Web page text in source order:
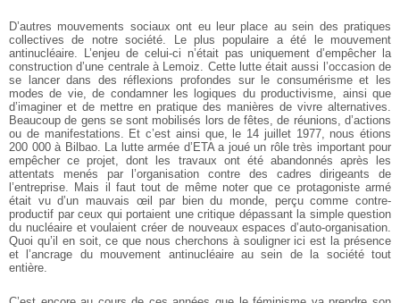
D’autres mouvements sociaux ont eu leur place au sein des pratiques
collectives de notre société. Le plus populaire a été le mouvement
antinucléaire. L’enjeu de celui-ci n’était pas uniquement d’empêcher la
construction d’une centrale à Lemoiz. Cette lutte était aussi l’occasion de
se lancer dans des réflexions profondes sur le consumérisme et les
modes de vie, de condamner les logiques du productivisme, ainsi que
d’imaginer et de mettre en pratique des manières de vivre alternatives.
Beaucoup de gens se sont mobilisés lors de fêtes, de réunions, d’actions
ou de manifestations. Et c’est ainsi que, le 14 juillet 1977, nous étions
200 000 à Bilbao. La lutte armée d’ETA a joué un rôle très important pour
empêcher ce projet, dont les travaux ont été abandonnés après les
attentats menés par l’organisation contre des cadres dirigeants de
l’entreprise. Mais il faut tout de même noter que ce protagoniste armé
était vu d’un mauvais œil par bien du monde, perçu comme contre-
productif par ceux qui portaient une critique dépassant la simple question
du nucléaire et voulaient créer de nouveaux espaces d’auto-organisation.
Quoi qu’il en soit, ce que nous cherchons à souligner ici est la présence
et l’ancrage du mouvement antinucléaire au sein de la société tout
entière.